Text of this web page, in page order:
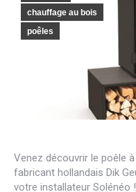
chauffage au bois
poêles
Venez découvrir le poêle
fabricant hollandais Dik
votre installateur Solénéo !